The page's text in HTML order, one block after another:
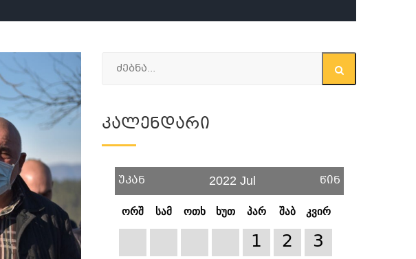
Კალენდარი
უკან 2022 Jul წინ
ორშ სამ ოთხ ხუთ პარ შაბ კვირ
1 2
3